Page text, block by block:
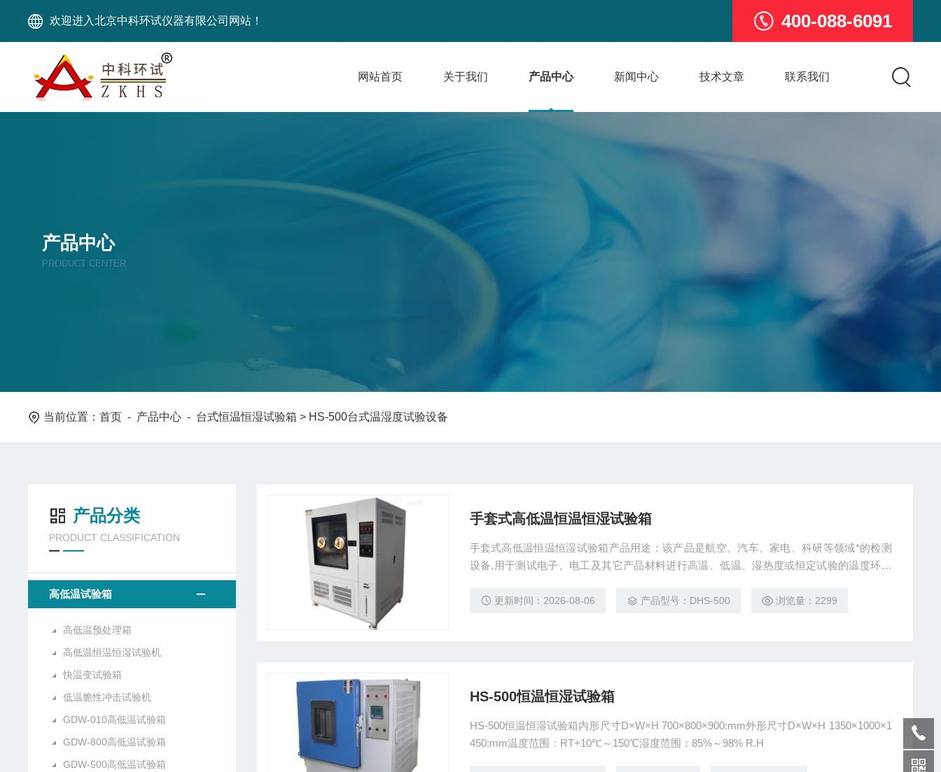
欢迎进入北京中科环试仪器有限公司网站！ 400-088-6091
网站首页 关于我们 产品中心 新闻中心 技术文章 联系我们
产品中心
PRODUCT CENTER
当前位置：首页 - 产品中心 - 台式恒温恒湿试验箱 > HS-500台式温湿度试验设备
产品分类
PRODUCT CLASSIFICATION
高低温试验箱
高低温预处理箱
高低温恒温恒湿试验机
快温变试验箱
低温脆性冲击试验机
GDW-010高低温试验箱
GDW-800高低温试验箱
GDW-500高低温试验箱
手套式高低温恒温恒湿试验箱
手套式高低温恒温恒湿试验箱产品用途：该产品是航空、汽车、家电、科研等领域*的检测
设备,用于测试电子、电工及其它产品材料进行高温、低温、湿热度或恒定试验的温度环境
更新时间：2026-08-06 产品型号：DHS-500 浏览量：2299
HS-500恒温恒湿试验箱
HS-500恒温恒湿试验箱内形尺寸D×W×H 700×800×900:mm外形尺寸D×W×H 1350×1000×1
450:mm温度范围：RT+10℃～150℃湿度范围：85%～98% R.H